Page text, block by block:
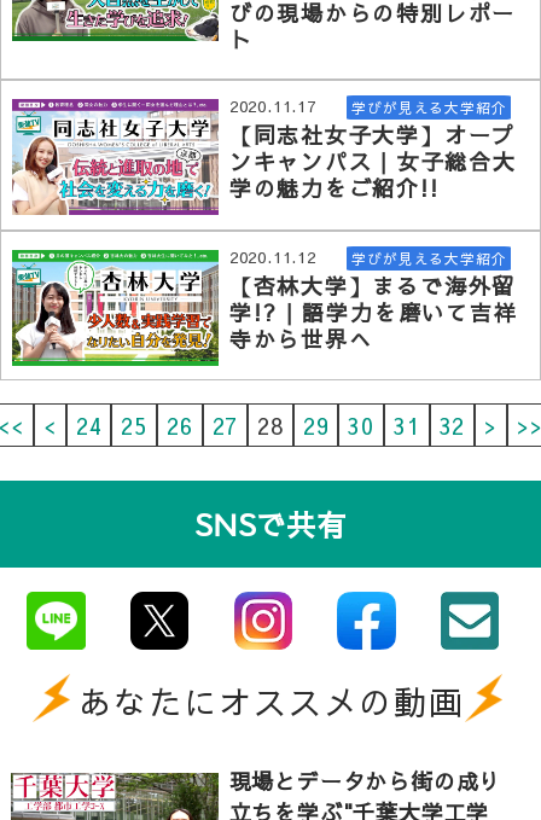
びの現場からの特別レポー
ト
2020.11.17 学びが見える大学紹介
【同志社女子大学】オープ
ンキャンパス | 女子総合大
学の魅力をご紹介!!
2020.11.12 学びが見える大学紹介
【杏林大学】まるで海外留
学!? | 語学力を磨いて吉祥
寺から世界へ
< 24 25 26 27 28 29 30 31 32 >
SNSで共有
あなたにオススメの動画
現場とデータから街の成り
立ちを学ぶ"千葉大学工学